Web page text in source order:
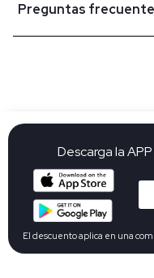
Preguntas
Descarga la
El descuento aplica en una